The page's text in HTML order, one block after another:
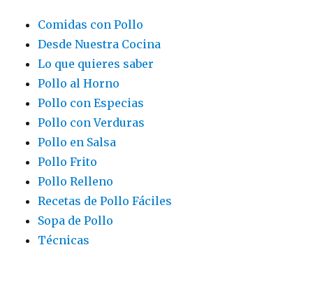
Comidas con Pollo
Desde Nuestra Cocina
Lo que quieres saber
Pollo al Horno
Pollo con Especias
Pollo con Verduras
Pollo en Salsa
Pollo Frito
Pollo Relleno
Recetas de Pollo Fáciles
Sopa de Pollo
Técnicas